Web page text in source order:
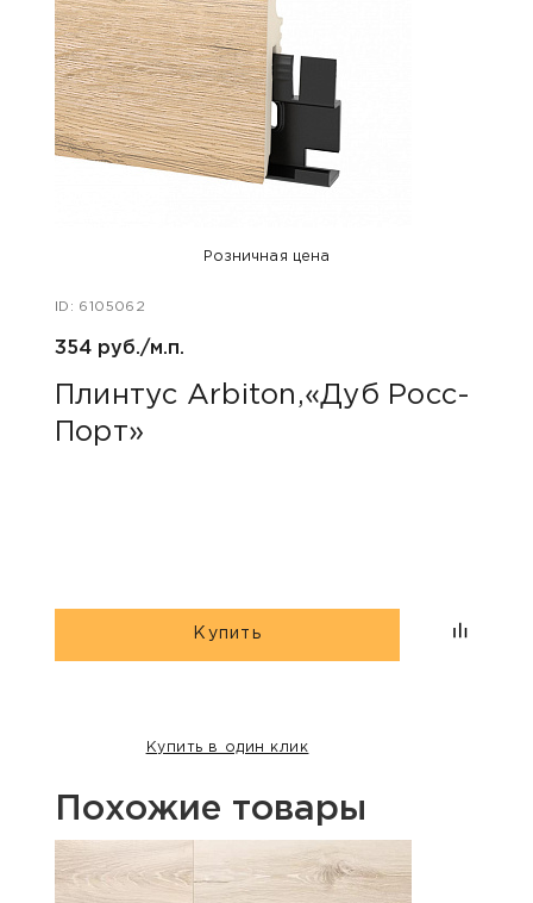
Розничная цена
ID: 6105062
354 руб./м.п.
Плинтус Arbiton,«Дуб Росс-
Порт»
Купить
Купить в один клик
Похожие товары